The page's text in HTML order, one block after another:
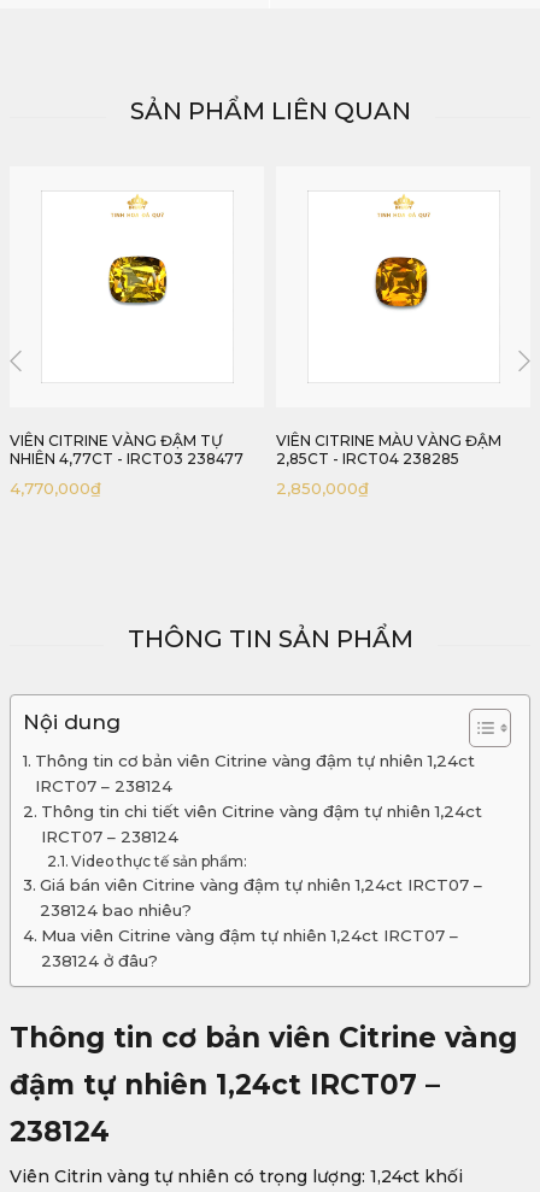
SẢN PHẨM LIÊN QUAN
VIÊN CITRINE MÀU VÀNG ĐẬM
2,85CT - IRCT04 238285
2,850,000₫
VIÊN CITRINE MÀU VÀNG TỰ
NHIÊN 2,98CT - IRCT05 238298
2,980,000₫
THÔNG TIN SẢN PHẨM
Nội dung
Thông tin cơ bản viên Citrine vàng đậm tự nhiên 1,24ct
IRCT07 – 238124
Thông tin chi tiết viên Citrine vàng đậm tự nhiên 1,24ct
IRCT07 – 238124
Video thực tế sản phẩm:
Giá bán viên Citrine vàng đậm tự nhiên 1,24ct IRCT07 –
238124 bao nhiêu?
Mua viên Citrine vàng đậm tự nhiên 1,24ct IRCT07 –
238124 ở đâu?
Thông tin cơ bản viên Citrine vàng
đậm tự nhiên 1,24ct IRCT07 –
238124
Viên Citrin vàng tự nhiên có trọng lượng: 1,24ct khối